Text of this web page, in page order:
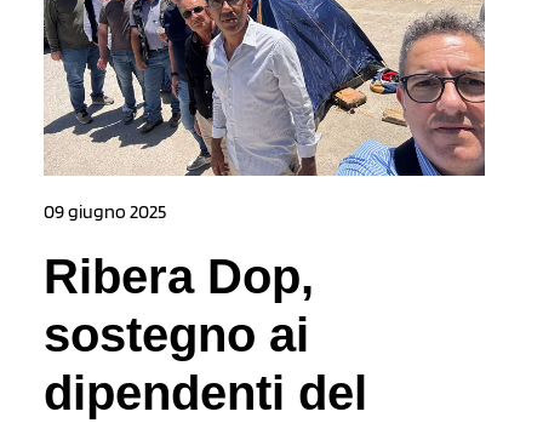
09 giugno 2025
Ribera Dop,
sostegno ai
dipendenti del